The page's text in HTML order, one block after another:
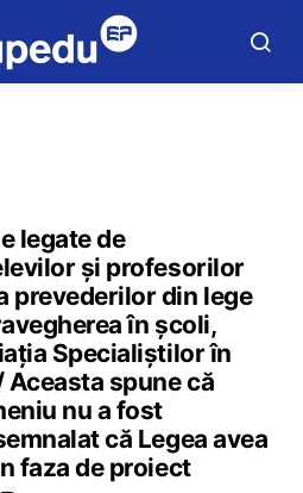
legate de
și profesorilor
prevederilor din lege
în școli,
Specialiștilor în
spune că
nu a fost
că Legea avea
faza de proiect